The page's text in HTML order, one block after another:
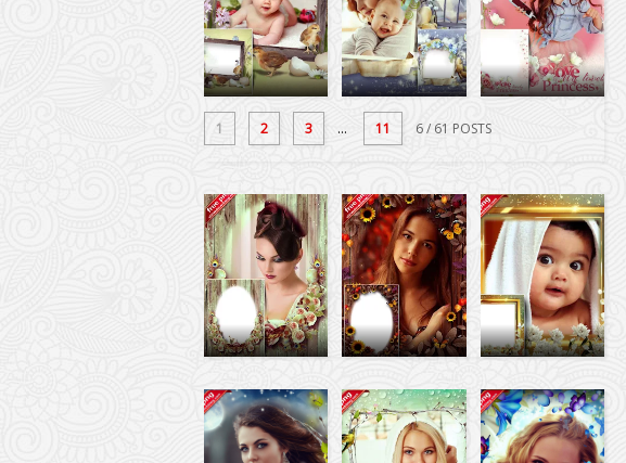
1 2 3 ... 11 6/ 61 POSTS